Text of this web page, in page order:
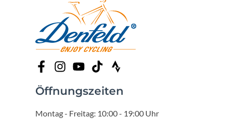
Öffnungszeiten
Montag - Freitag: 10:00 - 19:00 Uhr